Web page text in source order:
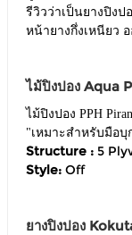
รีวิวว่าเป็นยางปิงป
หน้ายางกึ่งเหนียว
ไม้ปิงปอง Aqua
ไม้ปิงปอง PPH
"เหมาะสำหรับมือบุ
Structure : 5
Style: Off
ยางปิงปอง